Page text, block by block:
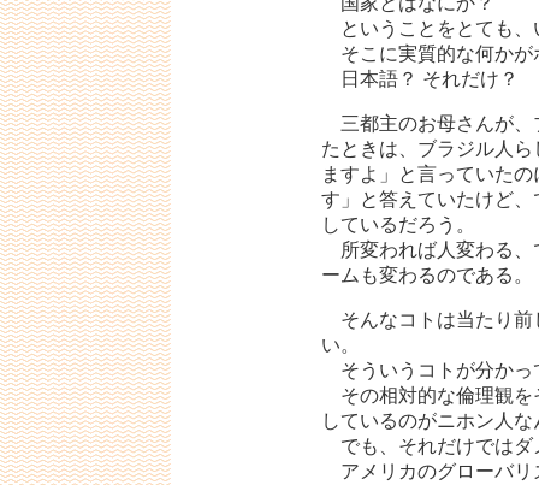
ということをとても、
そこに実質的な何かが
日本語？ それだけ？
三都主のお母さんが、
たときは、ブラジル人
ますよ」と言っていた
す」と答えていたけど
しているだろう。
所変われば人変わる、
ームも変わるのである。
そんなコトは当たり前
い。
そういうコトが分かっ
その相対的な倫理観を
しているのがニホン人
でも、それだけではダ
アメリカのグローバリ